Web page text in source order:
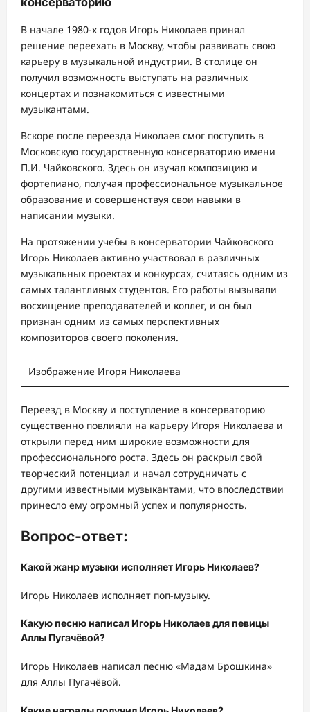
В начале 1980-х годов Игорь Николаев принял
решение переехать в Москву, чтобы развивать свою
карьеру в музыкальной индустрии. В столице он
получил возможность выступать на различных
концертах и познакомиться с известными
музыкантами.
Вскоре после переезда Николаев смог поступить в
Московскую государственную консерваторию имени
П.И. Чайковского. Здесь он изучал композицию и
фортепиано, получая профессиональное музыкальное
образование и совершенствуя свои навыки в
написании музыки.
На протяжении учебы в консерватории Чайковского
Игорь Николаев активно участвовал в различных
музыкальных проектах и конкурсах, считаясь одним из
самых талантливых студентов. Его работы вызывали
восхищение преподавателей и коллег, и он был
признан одним из самых перспективных
композиторов своего поколения.
Изображение Игоря Николаева
Переезд в Москву и поступление в консерваторию
существенно повлияли на карьеру Игоря Николаева и
открыли перед ним широкие возможности для
профессионального роста. Здесь он раскрыл свой
творческий потенциал и начал сотрудничать с
другими известными музыкантами, что впоследствии
принесло ему огромный успех и популярность.
Вопрос-ответ:
Какой жанр музыки исполняет Игорь Николаев?
Игорь Николаев исполняет поп-музыку.
Какую песню написал Игорь Николаев для певицы
Аллы Пугачёвой?
Игорь Николаев написал песню «Мадам Брошкина»
для Аллы Пугачёвой.